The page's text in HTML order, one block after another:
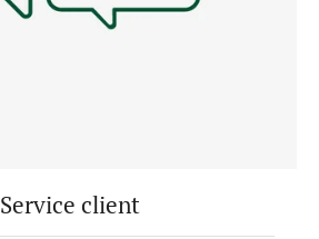
Service client